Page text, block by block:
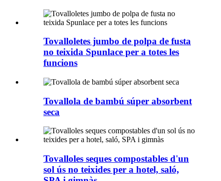
Tovalloletes jumbo de polpa de fusta
no teixida Spunlace per a totes les
funcions
Tovallola de bambú súper absorbent
seca
Tovalloles seques compostables d'un
sol ús no teixides per a hotel, saló,